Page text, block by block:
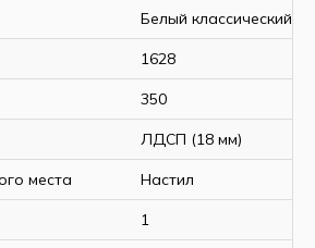
мм
места
ламели
мест
2
ДСП (18 мм)
изножьяДСП (18мм)
(шуфляды)
белый
Белый классический
1628
350
ЛДСП (18 мм)
места Настил
1